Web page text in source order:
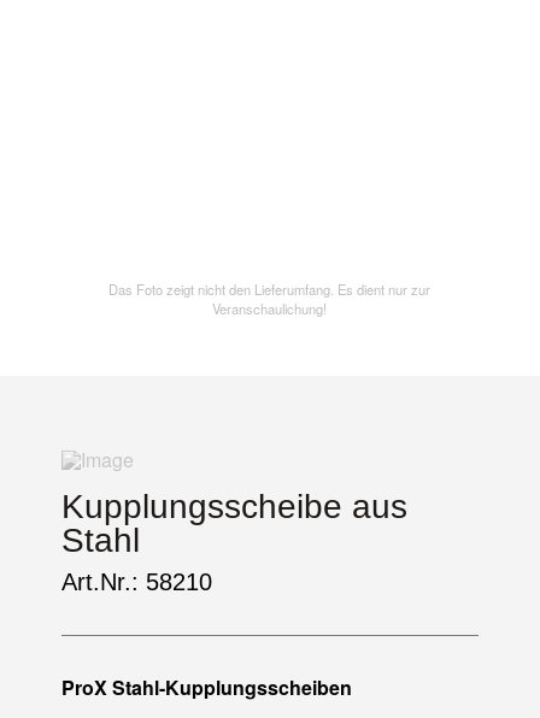
Das Foto zeigt nicht den Lieferumfang. Es dient nur zur
Veranschaulichung!
Kupplungsscheibe aus
Stahl
Art.Nr.: 58210
ProX Stahl-Kupplungsscheiben